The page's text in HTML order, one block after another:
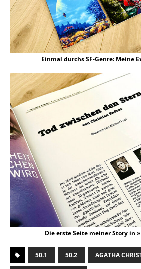
Einmal durchs SF-Genre: Meine
Die erste Seite meiner Story in
50.1 50.2 AGATHA